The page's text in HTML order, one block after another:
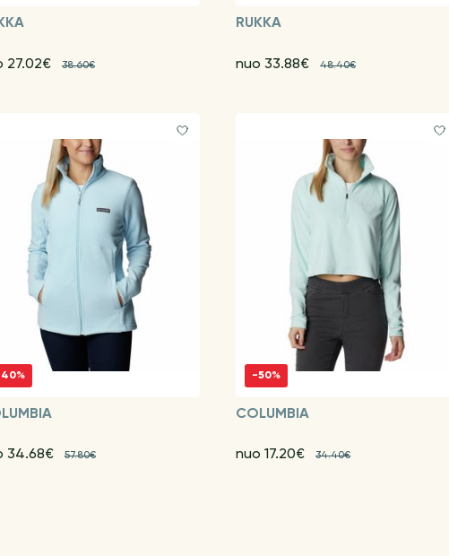
27.02€ 38.60€
RUKKA
nuo 33.88€ 48.40€
34.68€ 57.80€
-50%
COLUMBIA
nuo 17.20€ 34.40€